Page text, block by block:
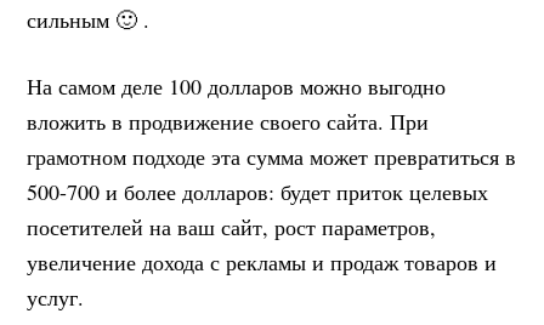
сильным 🙂 .
На самом деле 100 долларов можно выгодно
вложить в продвижение своего сайта. При
грамотном подходе эта сумма может превратиться в
500-700 и более долларов: будет приток целевых
посетителей на ваш сайт, рост параметров,
увеличение дохода с рекламы и продаж товаров и
услуг.